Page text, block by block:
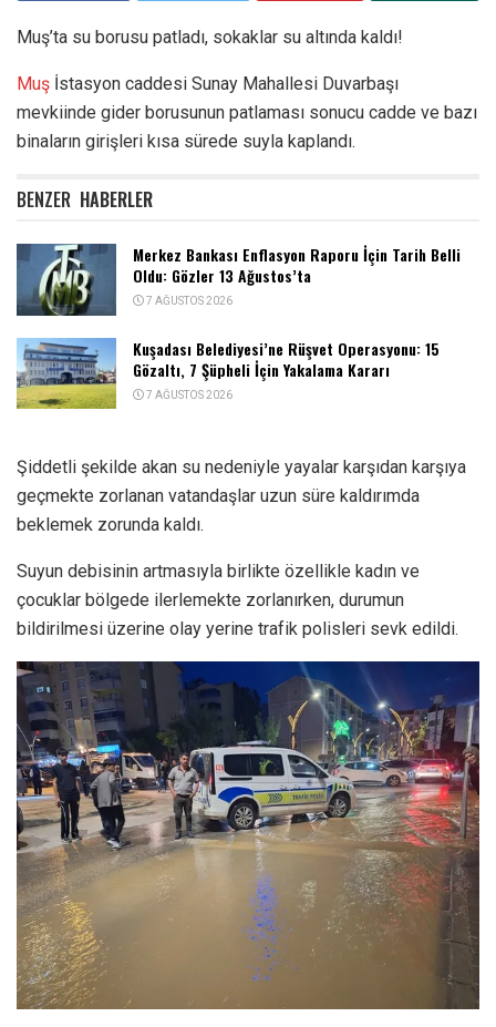
Muş’ta su borusu patladı, sokaklar su altında kaldı!
Muş İstasyon caddesi Sunay Mahallesi Duvarbaşı
mevkiinde gider borusunun patlaması sonucu cadde ve bazı
binaların girişleri kısa sürede suyla kaplandı.
BENZER HABERLER
Merkez Bankası Enflasyon Raporu İçin Tarih Belli
Oldu: Gözler 13 Ağustos’ta
7 AĞUSTOS 2026
Kuşadası Belediyesi’ne Rüşvet Operasyonu: 15
Gözaltı, 7 Şüpheli İçin Yakalama Kararı
7 AĞUSTOS 2026
Şiddetli şekilde akan su nedeniyle yayalar karşıdan karşıya
geçmekte zorlanan vatandaşlar uzun süre kaldırımda
beklemek zorunda kaldı.
Suyun debisinin artmasıyla birlikte özellikle kadın ve
çocuklar bölgede ilerlemekte zorlanırken, durumun
bildirilmesi üzerine olay yerine trafik polisleri sevk edildi.